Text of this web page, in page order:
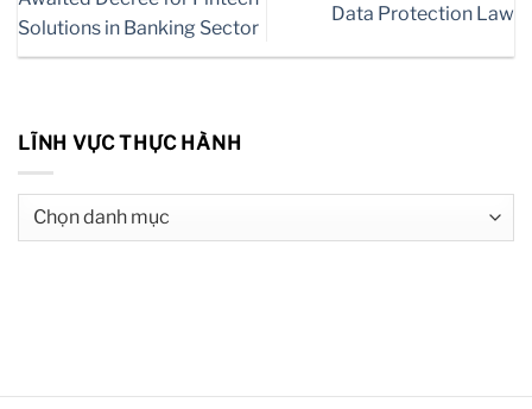
Solutions in Banking Sector
Data Protection Law
LĨNH VỰC THỰC HÀNH
Lĩnh